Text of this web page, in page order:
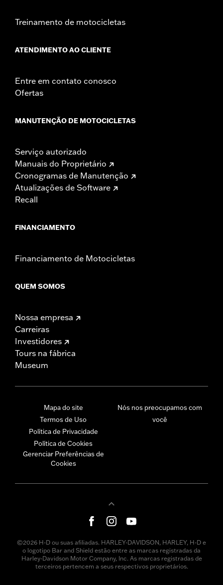
Treinamento de motocicletas
ATENDIMENTO AO CLIENTE
Entre em contato conosco
Ofertas
MANUTENÇÃO DE MOTOCICLETAS
Serviço autorizado
Manuais do Proprietário
Cronogramas de Manutenção
Atualizações de Software
Recall
FINANCIAMENTO
Financiamento de Motocicletas
QUEM SOMOS
Nossa empresa
Carreiras
Investidores
Tours na fábrica
Museum
Mapa do site
Termos de Uso
Política de Privacidade
Política de Cookies
Gerenciar Preferências de
Cookies
Nós nos preocupamos com
você
©2026 H-D ou suas afiliadas. HARLEY-DAVIDSON, HARLEY, H-D e
o logotipo Bar and Shield estão entre as marcas registradas da
Harley-Davidson Motor Company, Inc. As marcas registradas de
terceiros pertencem a seus respectivos proprietários.